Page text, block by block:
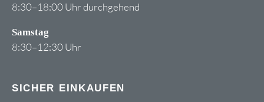
8:30–18:00 Uhr durchgehend
Samstag
8:30–12:30 Uhr
SICHER EINKAUFEN